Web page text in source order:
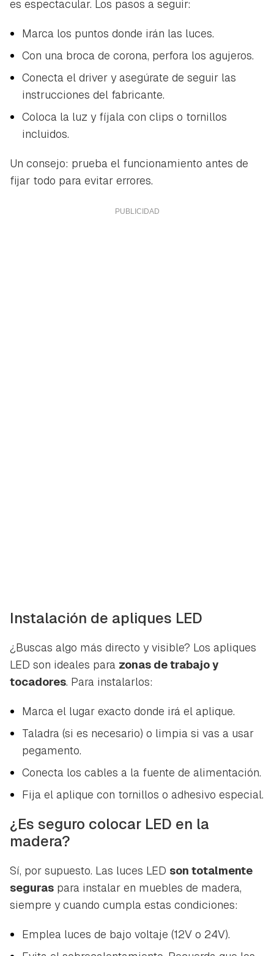
iniciar sesión con tu cuenta de Hogarmanía.
INICIAR SESIÓN CANCELAR
es espectacular. Los pasos a seguir:
Marca los puntos donde irán las luces.
Con una broca de corona, perfora los agujeros.
Conecta el driver y asegúrate de seguir las
instrucciones del fabricante.
Coloca la luz y fíjala con clips o tornillos
incluidos.
Un consejo: prueba el funcionamiento antes de
fijar todo para evitar errores.
Instalación de apliques LED
¿Buscas algo más directo y visible? Los apliques
LED son ideales para zonas de trabajo y
tocadores. Para instalarlos:
Marca el lugar exacto donde irá el aplique.
Taladra (si es necesario) o limpia si vas a usar
pegamento.
Conecta los cables a la fuente de alimentación.
Fija el aplique con tornillos o adhesivo especial.
¿Es seguro colocar LED en la
madera?
Sí, por supuesto. Las luces LED son totalmente
seguras para instalar en muebles de madera,
siempre y cuando cumpla estas condiciones:
Emplea luces de bajo voltaje (12V o 24V).
ACEPTAR